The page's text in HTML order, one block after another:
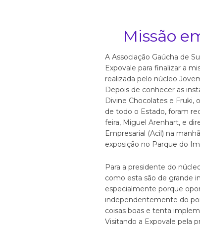
Missão
A Associação Gaúcha de
Expovale para finalizar a
realizada pelo núcleo
Depois de conhecer as
Divine Chocolates e Fruki,
de todo o Estado, foram
feira, Miguel Arenhart, e
Empresarial (Acil) na
exposição no Parque do
Para a presidente do
como esta são de grande
especialmente porque
independentemente do
coisas boas e tenta
Visitando a Expovale pela